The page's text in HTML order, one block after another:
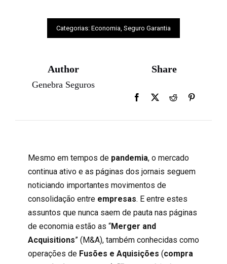
Categorias: Economia, Seguro Garantia
Author
Genebra Seguros
Share
Mesmo em tempos de pandemia, o mercado
continua ativo e as páginas dos jornais seguem
noticiando importantes movimentos de
consolidação entre empresas. E entre estes
assuntos que nunca saem de pauta nas páginas
de economia estão as “Merger and
Acquisitions” (M&A), também conhecidas como
operações de Fusões e Aquisições (compra